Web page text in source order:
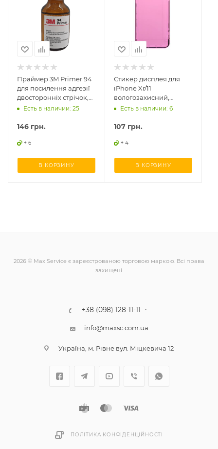
Праймер 3M Primer 94
для посилення адгезії
двосторонніх стрічок,
10млЕсть в наличии: 25
146 грн.
+ 6
В КОРЗИНУ
Стикер дисплея для
iPhone Xr/11
вологозахисний,
оригінал
Есть в наличии: 6
107 грн.
+ 4
В КОРЗИНУ
2026 © Max Service є зареєстрованою торговою маркою. Всі права
захищені.
+38 (098) 128-11-11
info@maxsc.com.ua
Українa, м. Рівне вул. Міцкевича 12
ПОЛІТИКА КОНФІДЕНЦІЙНОСТІ